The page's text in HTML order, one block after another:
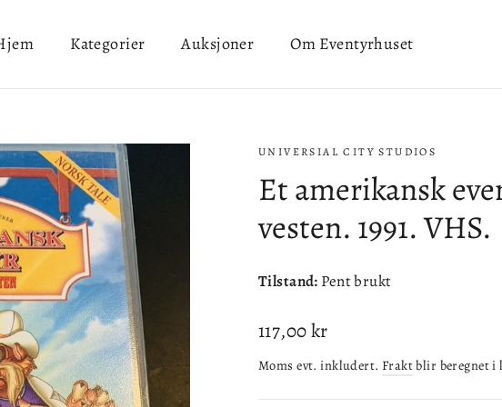
Kategorier Auksjoner Om Eventyrhuset
UNIVERSIAL CITY STUDIOS
Et amerikansk
vesten. 1991. VHS.
Tilstand: Pent brukt
Ordinær
117,00 kr
Moms evt. inkludert. Fraktblir beregnet i